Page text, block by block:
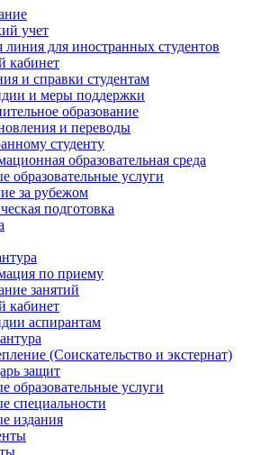
учет
линия для иностранных студентов
кабинет
и справки студентам
и меры поддержки
образование
и переводы
студенту
образовательная среда
образовательные услуги
за рубежом
подготовка
по приему
занятий
кабинет
аспирантам
(Соискательство и экстернат)
защит
образовательные услуги
специальности
издания